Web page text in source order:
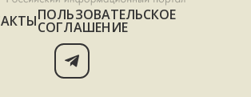
ПОЛЬЗОВАТЕЛЬСКОЕ
СОГЛАШЕНИЕ